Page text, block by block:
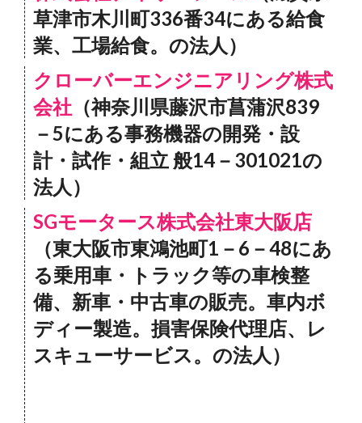
草津市木川町336番34にある給食
業、工場給食。の法人）
クローバーエンジニアリング株式
会社 （神奈川県藤沢市菖蒲沢839
－5にある事務機器の開発・設
計・試作・組立 般14－301021の
法人）
SGモータース株式会社東大阪店
（東大阪市東鴻池町1－6－48にあ
る乗用車・トラック等の車検整
備、新車・中古車の販売。車内ボ
ディー製造。損害保険代理店、レ
スキューサービス。の法人）